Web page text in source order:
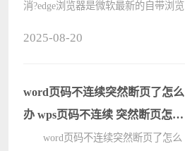
消?edge浏览器是微软最新的自带浏览
口无法操作，那要怎么把这个功能关
闭????
2025-08-20
word页码不连续突然断页了怎么
办 wps页码不连续 突然断页怎么
设置
word页码不连续突然断页了怎么